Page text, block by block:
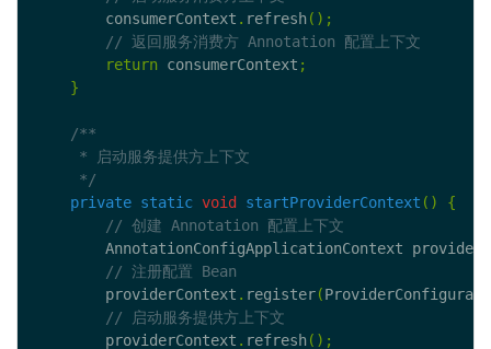
        consumerContext
. refresh();
return consumerContext ;
}
     */
private static void startProviderContext ()
{
AnnotationConfigApplicationContext
        providerContext
. register(
        providerContext
. refresh();